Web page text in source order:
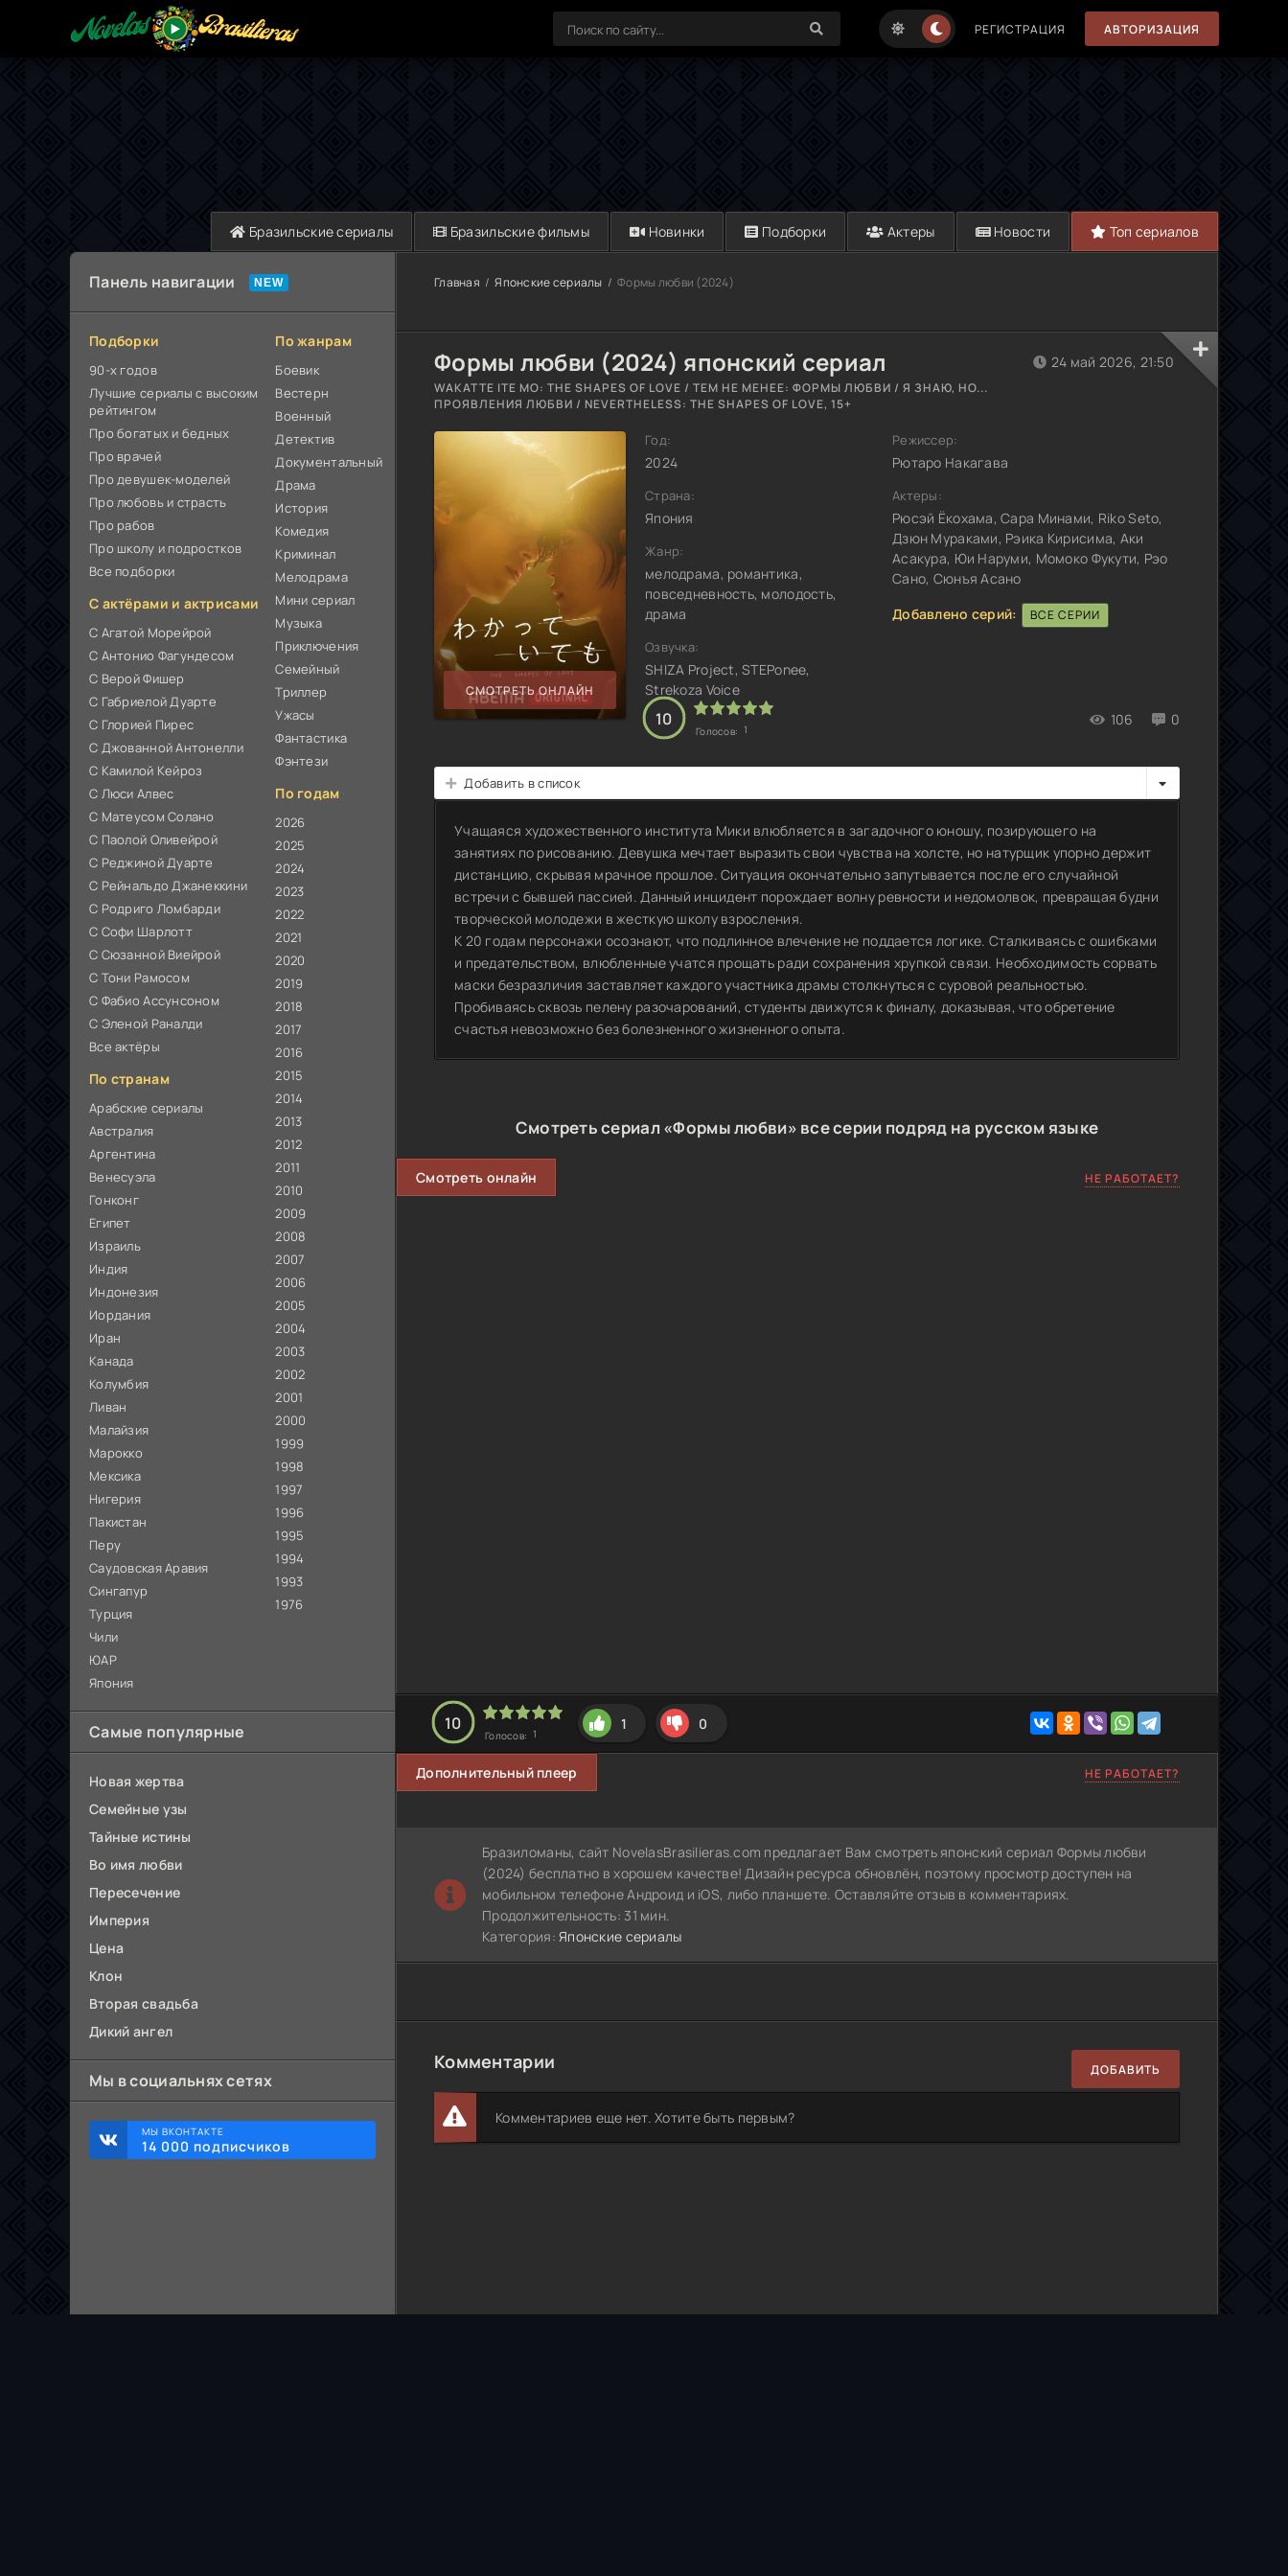
РЕГИСТРАЦИЯ АВТОРИЗАЦИЯ
Бразильские сериалы Бразильские фильмы Новинки Подборки Актеры Новости Топ сериалов
Панель навигации
Подборки
90-х годов
Лучшие сериалы с высоким
рейтингом
Про богатых и бедных
Про врачей
Про девушек-моделей
Про любовь и страсть
Про рабов
Про школу и подростков
Все подборки
С актёрами и актрисами
С Агатой Морейрой
С Антонио Фагундесом
С Верой Фишер
С Габриелой Дуарте
С Глорией Пирес
С Джованной Антонелли
С Камилой Кейроз
С Люси Алвес
С Матеусом Солано
С Паолой Оливейрой
С Реджиной Дуарте
С Рейнальдо Джанеккини
С Родриго Ломбарди
С Софи Шарлотт
С Сюзанной Виейрой
С Тони Рамосом
С Фабио Ассунсоном
С Эленой Раналди
Все актёры
По странам
Арабские сериалы
Австралия
Аргентина
Венесуэла
Гонконг
Египет
Израиль
Индия
Индонезия
Иордания
Иран
Канада
Колумбия
Ливан
Малайзия
Марокко
Мексика
Нигерия
Пакистан
Перу
Саудовская Аравия
Сингапур
Турция
Чили
ЮАР
Япония
По жанрам
Боевик
Вестерн
Военный
Детектив
Документальный
Драма
История
Комедия
Криминал
Мелодрама
Мини сериал
Музыка
Приключения
Семейный
Триллер
Ужасы
Фантастика
Фэнтези
По годам
2026
2025
2024
2023
2022
2021
2020
2019
2018
2017
2016
2015
2014
2013
2012
2011
2010
2009
2008
2007
2006
2005
2004
2003
2002
2001
2000
1999
1998
1997
1996
1995
1994
1993
1976
Самые популярные
Новая жертва
Семейные узы
Тайные истины
Во имя любви
Пересечение
Империя
Цена
Клон
Вторая свадьба
Дикий ангел
Мы в социальнях сетях
МЫ ВКОНТАКТЕ
14 000 подписчиков
Главная Японские сериалы Формы любви (2024)
Формы любви (2024) японский сериал
WAKATTE ITE MO: THE SHAPES OF LOVE / ТЕМ НЕ МЕНЕЕ: ФОРМЫ ЛЮБВИ / Я ЗНАЮ, НО...
ПРОЯВЛЕНИЯ ЛЮБВИ / NEVERTHELESS: THE SHAPES OF LOVE, 15+
СМОТРЕТЬ ОНЛАЙН
Год:
2024
Страна:
Япония
Жанр:
мелодрама, романтика,
повседневность, молодость,
драма
Озвучка:
SHIZA Project, STEPonee,
Strekoza Voice
10
Голосов: 1
106 0
24 май 2026, 21:50
Режиссер:
Рютаро Накагава
Актеры:
Рюсэй Ёкохама, Сара Минами, Riko Seto,
Дзюн Мураками, Рэика Кирисима, Аки
Асакура, Юи Наруми, Момоко Фукути, Рэо
Сано, Сюнъя Асано
Добавлено серий:
ВСЕ СЕРИИ
Добавить в список
Учащаяся художественного института Мики влюбляется в загадочного юношу, позирующего на
занятиях по рисованию. Девушка мечтает выразить свои чувства на холсте, но натурщик упорно держит
дистанцию, скрывая мрачное прошлое. Ситуация окончательно запутывается после его случайной
встречи с бывшей пассией. Данный инцидент порождает волну ревности и недомолвок, превращая будни
творческой молодежи в жесткую школу взросления.
К 20 годам персонажи осознают, что подлинное влечение не поддается логике. Сталкиваясь с ошибками
и предательством, влюбленные учатся прощать ради сохранения хрупкой связи. Необходимость сорвать
маски безразличия заставляет каждого участника драмы столкнуться с суровой реальностью.
Пробиваясь сквозь пелену разочарований, студенты движутся к финалу, доказывая, что обретение
счастья невозможно без болезненного жизненного опыта.
Смотреть сериал «Формы любви» все серии подряд на русском языке
Смотреть онлайн НЕ РАБОТАЕТ?
10
Голосов: 1
1 0
Дополнительный плеер НЕ РАБОТАЕТ?
Бразиломаны, сайт NovelasBrasilieras.com предлагает Вам смотреть японский сериал Формы любви
(2024) бесплатно в хорошем качестве! Дизайн ресурса обновлён, поэтому просмотр доступен на
мобильном телефоне Андроид и iOS, либо планшете. Оставляйте отзыв в комментариях.
Продолжительность: 31 мин.
Категория:Японские сериалы
Комментарии ДОБАВИТЬ
Комментариев еще нет. Хотите быть первым?